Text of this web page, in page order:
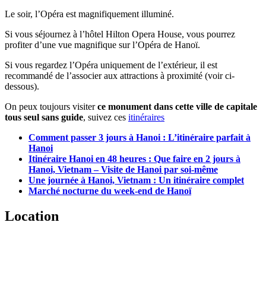
Le soir, l’Opéra est magnifiquement illuminé.
Si vous séjournez à l’hôtel Hilton Opera House, vous pourrez
profiter d’une vue magnifique sur l’Opéra de Hanoï.
Si vous regardez l’Opéra uniquement de l’extérieur, il est
recommandé de l’associer aux attractions à proximité (voir ci-
dessous).
On peux toujours visiterce monument dans cette ville de capitale
tous seul sans guide, suivez ces itinéraires
Comment passer 3 jours à Hanoi : L’itinéraire parfait à
Hanoi
Itinéraire Hanoi en 48 heures : Que faire en 2 jours à
Hanoi, Vietnam – Visite de Hanoi par soi-même
Une journée à Hanoi, Vietnam : Un itinéraire complet
Marché nocturne du week-end de Hanoï
Location